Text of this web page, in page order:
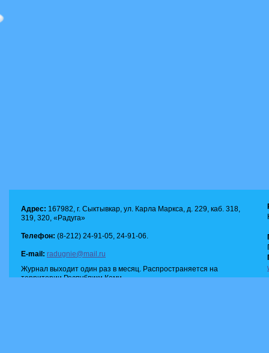
Адрес: 167982, г. Сыктывкар, ул. Карла Маркса, д. 229, каб. 318,
319, 320, «Радуга»
Телефон: (8-212) 24-91-05, 24-91-06.
E-mail: radugnie@mail.ru
Журнал выходит один раз в месяц. Распространяется на
территории Республики Коми.